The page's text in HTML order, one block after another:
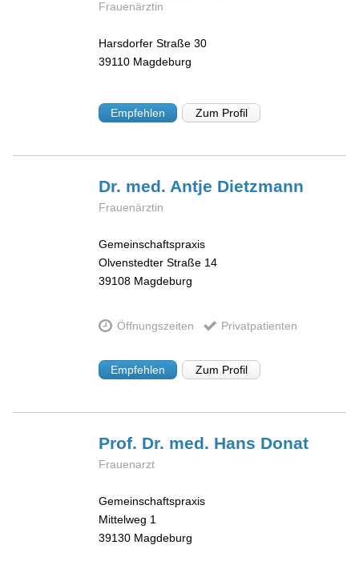
Frauenärztin
Harsdorfer Straße 30
39110 Magdeburg
Empfehlen Zum Profil
Dr. med. Antje Dietzmann
Frauenärztin
Gemeinschaftspraxis
Olvenstedter Straße 14
39108 Magdeburg
Öffnungszeiten Privatpatienten
Empfehlen Zum Profil
Prof. Dr. med. Hans Donat
Frauenarzt
Gemeinschaftspraxis
Mittelweg 1
39130 Magdeburg